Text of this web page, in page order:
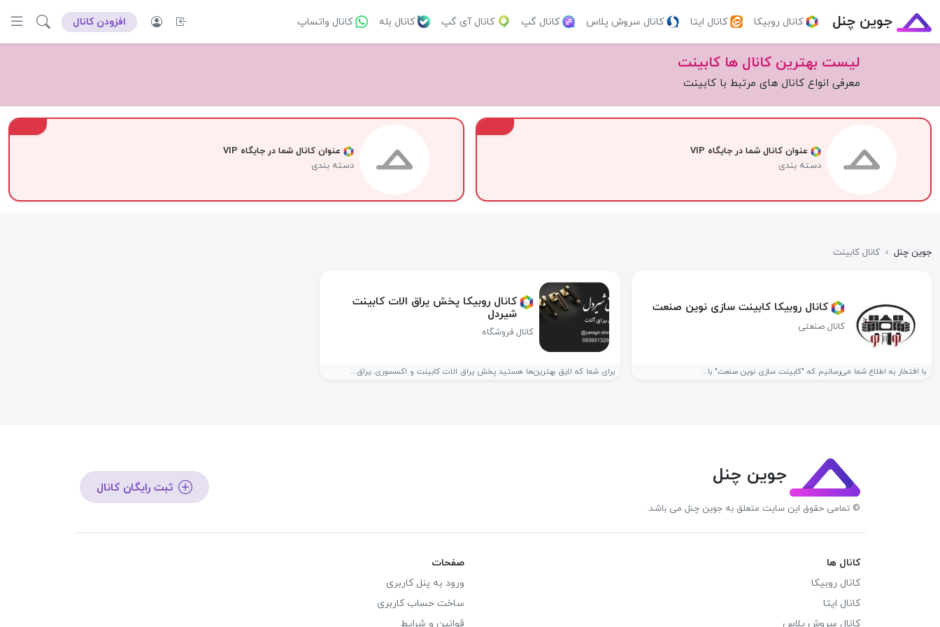
جوین چنل کانال روبیکا کانال ایتا کانال سروش پلاس کانال گپ کانال آی گپ کانال بله کانال واتساپ افزودن کانال
لیست بهترین کانال ها کابینت
معرفی انواع کانال های مرتبط با کابینت
عنوان کانال شما در جایگاه VIP
دسته بندی
عنوان کانال شما در جایگاه VIP
دسته بندی
جوین چنل › کانال کابینت
کانال روبیکا کابینت سازی نوین صنعت
کانال صنعتی
با افتخار به اطلاع شما می‌رسانیم که "کابینت سازی نوین صنعت" با...
کانال روبیکا پخش یراق الات کابینت
شیردل
کانال فروشگاه
برای شما که لایق بهترین‌ها هستید پخش یراق الات کابینت و اکسسوری..یراق...
جوین چنل
© تمامی حقوق این سایت متعلق به جوین چنل می باشد.
ثبت رایگان کانال
کانال ها
کانال روبیکا
کانال ایتا
کانال سروش پلاس
صفحات
ورود به پنل کاربری
ساخت حساب کاربری
قوانین و شرایط